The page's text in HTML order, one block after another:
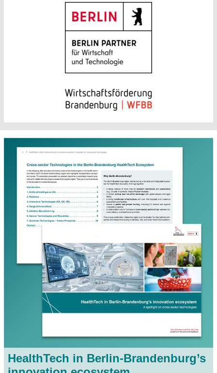
HealthTech in Berlin-Brandenburg’s